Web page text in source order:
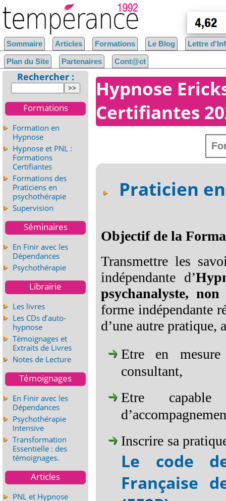
Hypnose
Certifiantes
Praticien
Objectif de la
Transmettre les
indépendante d’
psychanalyste,
forme indépendante
d’une autre pratique,
Etre en
consultant,
Etre capable
Inscrire sa
Le code
Française
Sommaire Articles Formations Le Blog Lettre
Plan du Site Partenaires Cont@ct
Rechercher :
Formations
Formation en
Hypnose
Hypnose et PNL :
Formations
Certifiantes
Formations des
Praticiens en
psychothérapie
Supervision
Séminaires
En Finir avec les
Dépendances
Psychothérapie
Librairie
Les livres
Les CDs d’auto-
hypnose
Témoignages et
Extraits de Livres
Notes de Lecture
Témoignages
En Finir avec les
Dépendances
Psychothérapie
Intensive
Transformation
Essentielle : des
témoignages.
Articles
PNL et Hypnose